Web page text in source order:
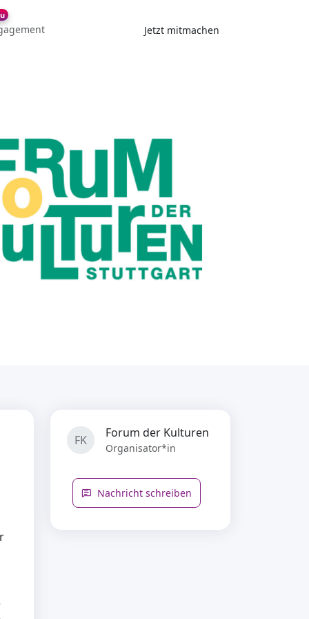
Jetzt mitmachen
FK Forum der Kulturen
Organisator*in
Nachricht schreiben